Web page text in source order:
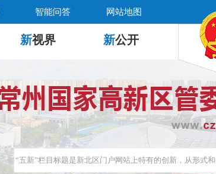
智能问答 网站地图
新视界 新公开